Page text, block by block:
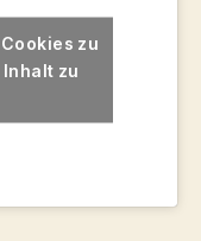
zu
zu